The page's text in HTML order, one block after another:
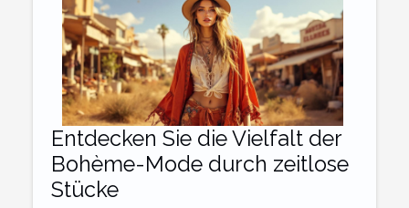
Entdecken Sie die Vielfalt der
Bohème-Mode durch zeitlose
Stücke